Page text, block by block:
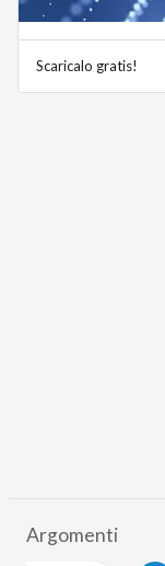
Scaricalo gratis!
Argomenti